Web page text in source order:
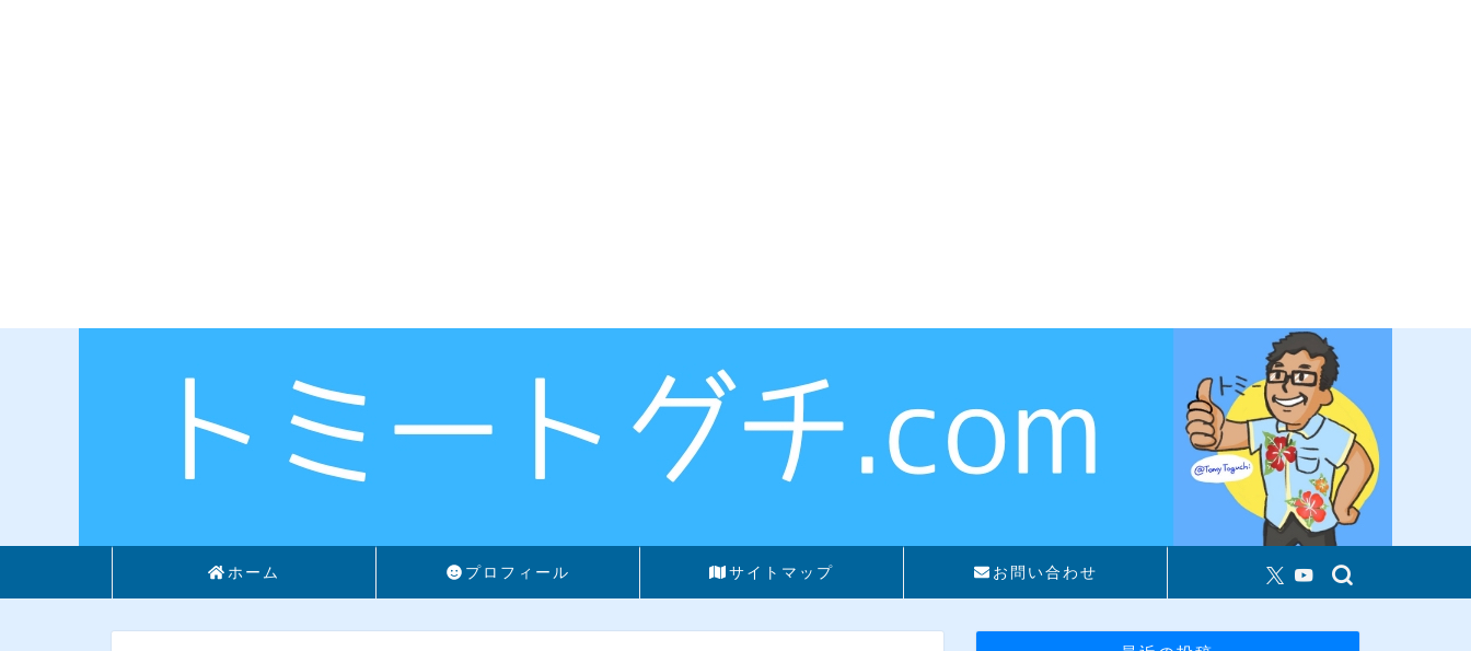
ホーム プロフィール サイトマップ お問い合わせ